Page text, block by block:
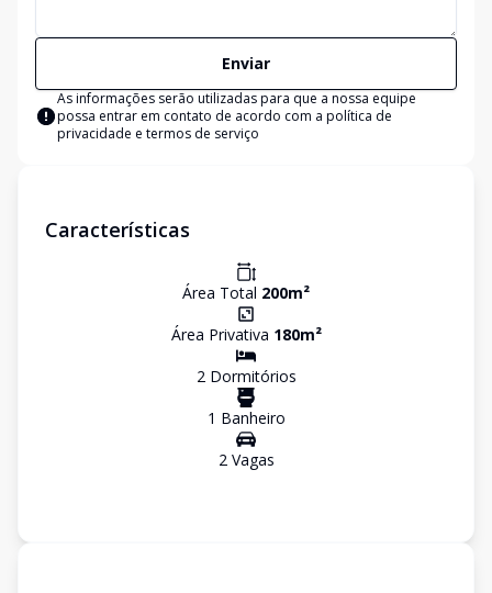
Enviar
As informações serão utilizadas para que a nossa equipe
possa entrar em contato de acordo com a política de
privacidade e termos de serviço
Características
Área Total 200m²
Área Privativa 180m²
2Dormitórios
1 Banheiro
2Vagas